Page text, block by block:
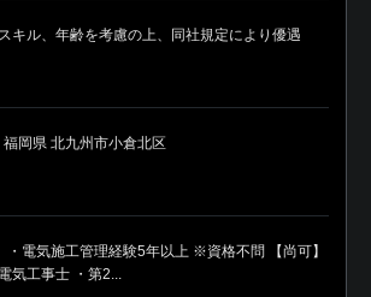
キル、年齢を考慮の上、同社規定により優遇
福岡県 北九州市小倉北区
・電気施工管理経験5年以上 ※資格不問 【尚可】
気工事士 ・第2...